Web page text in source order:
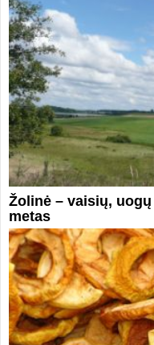
Žolinė – vaisių,
metas